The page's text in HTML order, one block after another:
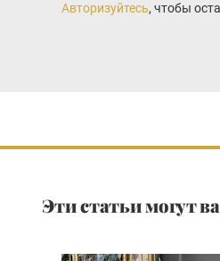
Авторизуйтесь, чтобы
Эти статьи могут